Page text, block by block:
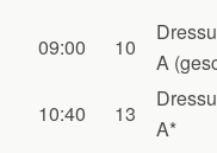
09:00 10
A
10:40 13
A*